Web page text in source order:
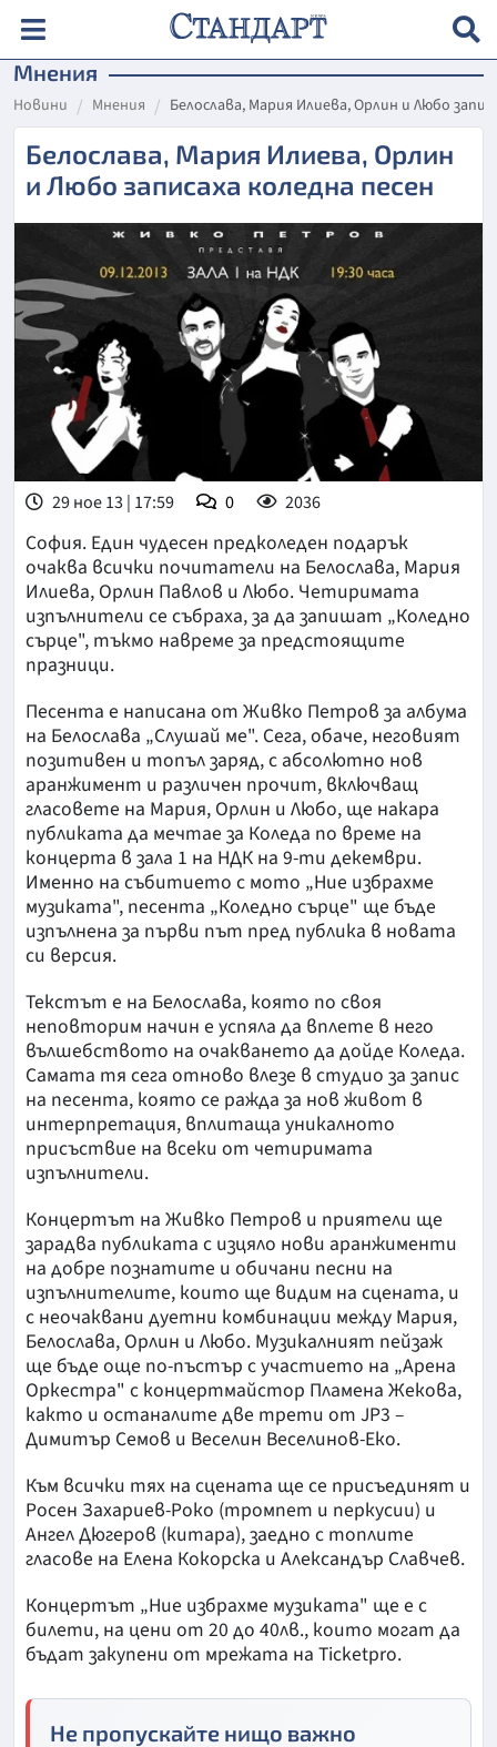
Мнения
Новини Мнения Белослава, Мария Илиева, Орлин и Любо
Белослава, Мария Илиева, Орлин
и Любо записаха коледна песен
29 ное 13 | 17:59 0 2036
София. Един чудесен предколеден подарък
очаква всички почитатели на Белослава, Мария
Илиева, Орлин Павлов и Любо. Четиримата
изпълнители се събраха, за да запишат „Коледно
сърце", тъкмо навреме за предстоящите
празници.
Песента е написана от Живко Петров за албума
на Белослава „Слушай ме". Сега, обаче, неговият
позитивен и топъл заряд, с абсолютно нов
аранжимент и различен прочит, включващ
гласовете на Мария, Орлин и Любо, ще накара
публиката да мечтае за Коледа по време на
концерта в зала 1 на НДК на 9-ти декември.
Именно на събитието с мото „Ние избрахме
музиката", песента „Коледно сърце" ще бъде
изпълнена за първи път пред публика в новата
си версия.
Текстът е на Белослава, която по своя
неповторим начин е успяла да вплете в него
вълшебството на очакването да дойде Коледа.
Самата тя сега отново влезе в студио за запис
на песента, която се ражда за нов живот в
интерпретация, вплитаща уникалното
присъствие на всеки от четиримата
изпълнители.
Концертът на Живко Петров и приятели ще
зарадва публиката с изцяло нови аранжименти
на добре познатите и обичани песни на
изпълнителите, които ще видим на сцената, и
с неочаквани дуетни комбинации между Мария,
Белослава, Орлин и Любо. Музикалният пейзаж
ще бъде още по-пъстър с участието на „Арена
Оркестра" с концертмайстор Пламена Жекова,
както и останалите две трети от JP3 –
Димитър Семов и Веселин Веселинов-Еко.
Към всички тях на сцената ще се присъединят и
Росен Захариев-Роко (тромпет и перкусии) и
Ангел Дюгеров (китара), заедно с топлите
гласове на Елена Кокорска и Александър Славчев.
Концертът „Ние избрахме музиката" ще е с
билети, на цени от 20 до 40лв., които могат да
бъдат закупени от мрежата на Ticketpro.
Не пропускайте нищо важно